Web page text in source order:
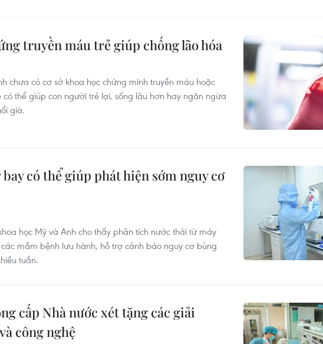
truyền máu trẻ giúp chống lão hóa
chưa có cơ sở khoa học chứng minh truyền máu hoặc
thể giúp con người trẻ lại, sống lâu hơn hay ngăn ngừa
già.
có thể giúp phát hiện sớm nguy cơ
học Mỹ và Anh cho thấy phân tích nước thải từ máy
mầm bệnh lưu hành, hỗ trợ cảnh báo nguy cơ bùng
tuần.
cấp Nhà nước xét tặng các giải
công nghệ